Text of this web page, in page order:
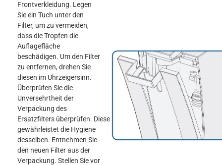
Frontverkleidung. Legen
Sie ein Tuch unter den
Filter, um zu vermeiden,
dass die Tropfen die
Auflagefläche
beschädigen. Um den Filter
zu entfernen, drehen Sie
diesen im Uhrzeigersinn.
Überprüfen Sie die
Unversehrtheit der
Verpackung des
Ersatzfilters überprüfen. Diese
gewährleistet die Hygiene
desselben. Entnehmen Sie
den neuen Filter aus der
Verpackung. Stellen Sie vor